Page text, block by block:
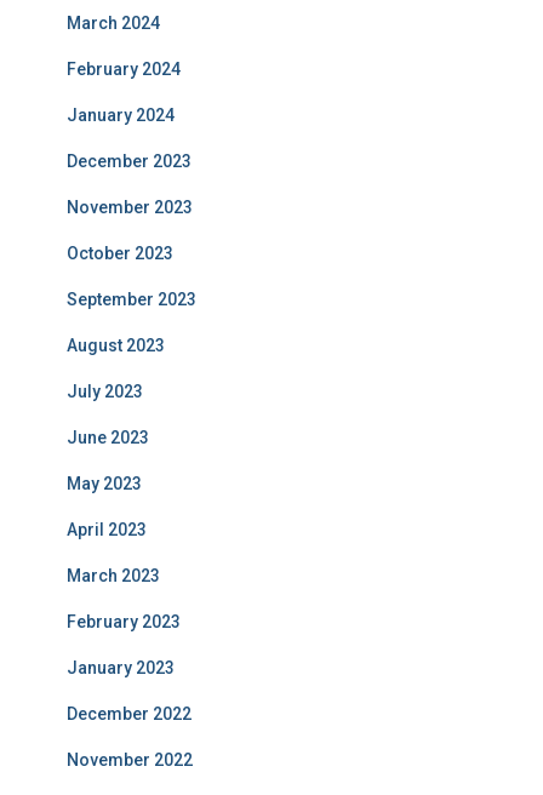
March 2024
February 2024
January 2024
December 2023
November 2023
October 2023
September 2023
August 2023
July 2023
June 2023
May 2023
April 2023
March 2023
February 2023
January 2023
December 2022
November 2022